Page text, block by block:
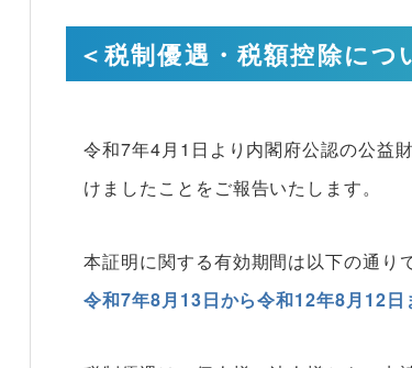
＜税制優遇・税額控除につ
令和7年4月1日より内閣府公認の公益
けましたことをご報告いたします。
本証明に関する有効期間は以下の通り
令和7年8月13日から令和12年8月12日